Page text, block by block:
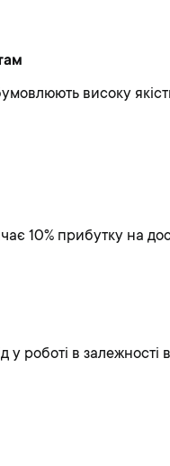
високу
10% прибутку на
у роботі в залежності